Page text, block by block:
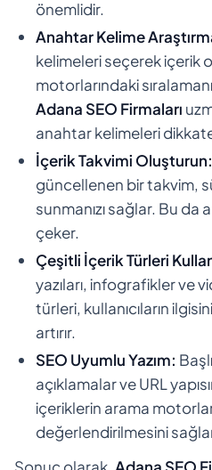
önemlidir.
Anahtar Kelime
kelimeleri seçerek içerik
motorlarındaki
Adana SEO Firmaları
anahtar kelimeleri dikkate
İçerik Takvimi Oluşturun:
güncellenen bir takvim,
sunmanızı sağlar. Bu da
çeker.
Çeşitli İçerik Türleri
yazıları, infografikler ve
türleri, kullanıcıların
artırır.
SEO Uyumlu Yazım:
açıklamalar ve URL
içeriklerin arama
değerlendirilmesini